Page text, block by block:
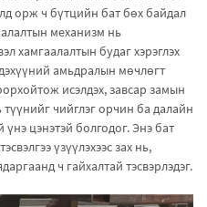
орж ч бүтцийн бат бөх байдал
механизм нь
хамгаалалтын будаг хэрэглэх
амьдралын мөчлөгт
исэлдэх, завсар замын
түүнийг чийглэг орчин ба далайн
үнэ цэнэтэй болгодог. Энэ бат
үзүүлэхээс зах нь,
ч гайхалтай тэсвэрлэдэг.